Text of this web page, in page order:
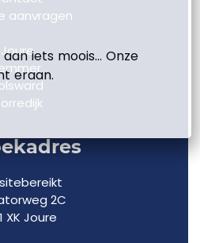
aanvragen
Joure
2C
XK Joure
iets moois… Onze
eraan.